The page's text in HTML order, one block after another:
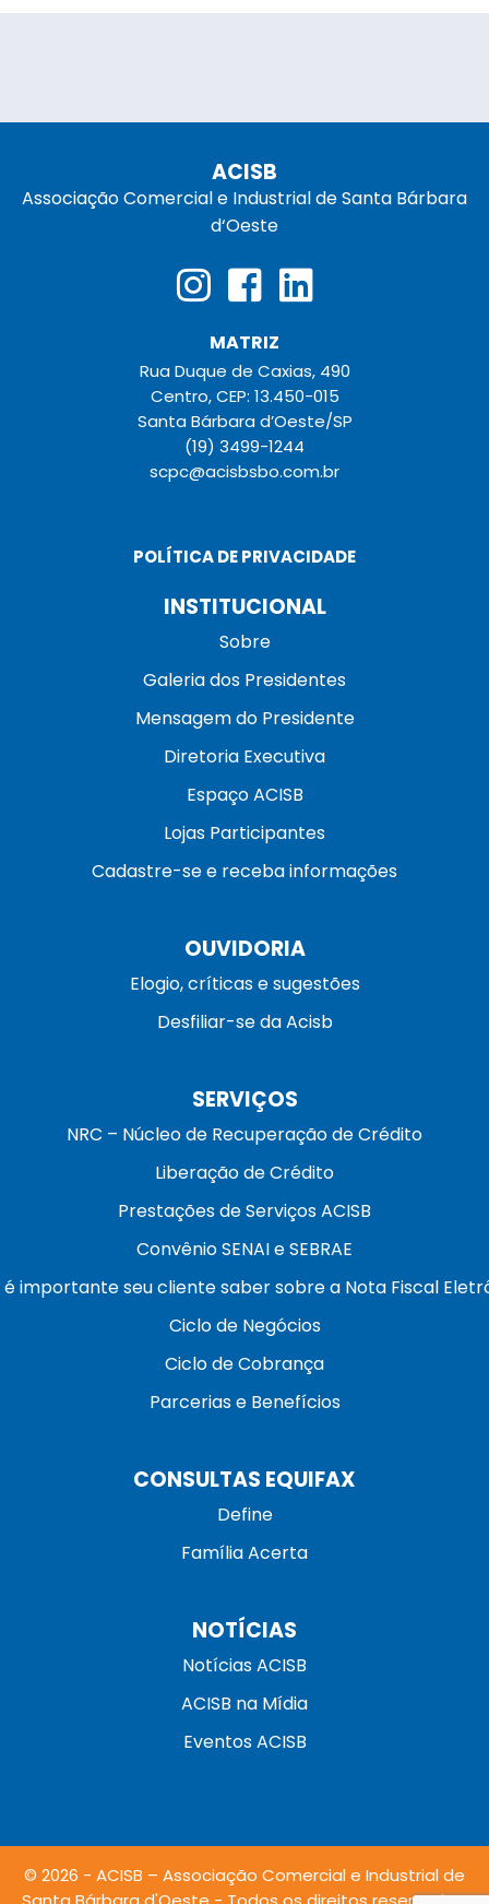
ACISB
Associação Comercial e Industrial de Santa Bárbara
d‘Oeste
MATRIZ
Rua Duque de Caxias, 490
Centro, CEP: 13.450-015
Santa Bárbara d’Oeste/SP
(19) 3499-1244
scpc@acisbsbo.com.br
POLÍTICA DE PRIVACIDADE
INSTITUCIONAL
Sobre
Galeria dos Presidentes
Mensagem do Presidente
Diretoria Executiva
Espaço ACISB
Lojas Participantes
Cadastre-se e receba informações
OUVIDORIA
Elogio, críticas e sugestões
Desfiliar-se da Acisb
SERVIÇOS
NRC – Núcleo de Recuperação de Crédito
Liberação de Crédito
Prestações de Serviços ACISB
Convênio SENAI e SEBRAE
é importante seu cliente saber sobre a Nota Fiscal
Ciclo de Negócios
Ciclo de Cobrança
Parcerias e Benefícios
CONSULTAS EQUIFAX
Define
Família Acerta
NOTÍCIAS
Notícias ACISB
ACISB na Mídia
Eventos ACISB
© 2026 - ACISB – Associação Comercial e Industrial de